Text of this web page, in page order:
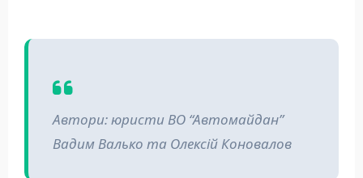
Автори: юристи ВО “Автомайдан”
Вадим Валько та Олексій Коновалов